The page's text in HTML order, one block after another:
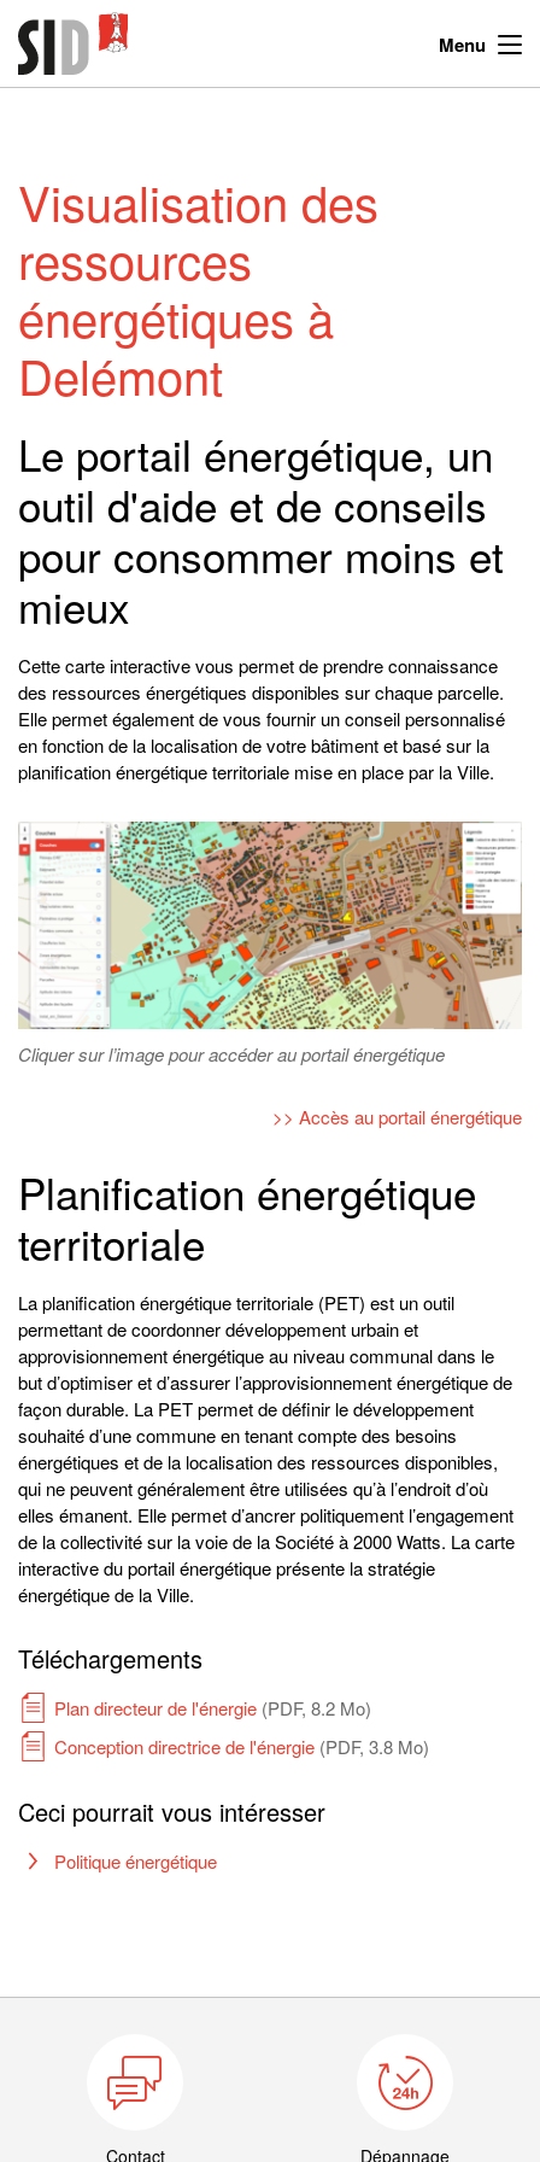
Menu
Visualisation des
ressources
énergétiques à
Delémont
Le portail énergétique, un
outil d'aide et de conseils
pour consommer moins et
mieux
Cette carte interactive vous permet de prendre connaissance
des ressources énergétiques disponibles sur chaque parcelle.
Elle permet également de vous fournir un conseil personnalisé
en fonction de la localisation de votre bâtiment et basé sur la
planification énergétique territoriale mise en place par la Ville.
Cliquer sur l’image pour accéder au portail énergétique
>> Accès au portail énergétique
Planification énergétique
territoriale
La planification énergétique territoriale (PET) est un outil
permettant de coordonner développement urbain et
approvisionnement énergétique au niveau communal dans le
but d’optimiser et d’assurer l’approvisionnement énergétique de
façon durable. La PET permet de définir le développement
souhaité d’une commune en tenant compte des besoins
énergétiques et de la localisation des ressources disponibles,
qui ne peuvent généralement être utilisées qu’à l’endroit d’où
elles émanent. Elle permet d’ancrer politiquement l’engagement
de la collectivité sur la voie de la Société à 2000 Watts. La carte
interactive du portail énergétique présente la stratégie
énergétique de la Ville.
Téléchargements
Plan directeur de l'énergie (PDF, 8.2 Mo)
Conception directrice de l'énergie (PDF, 3.8 Mo)
Ceci pourrait vous intéresser
Politique énergétique
Contact Dépannage